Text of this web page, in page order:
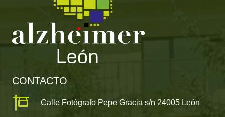
CONTACTO
Calle Fotógrafo Pepe Gracia s/n 24005 León